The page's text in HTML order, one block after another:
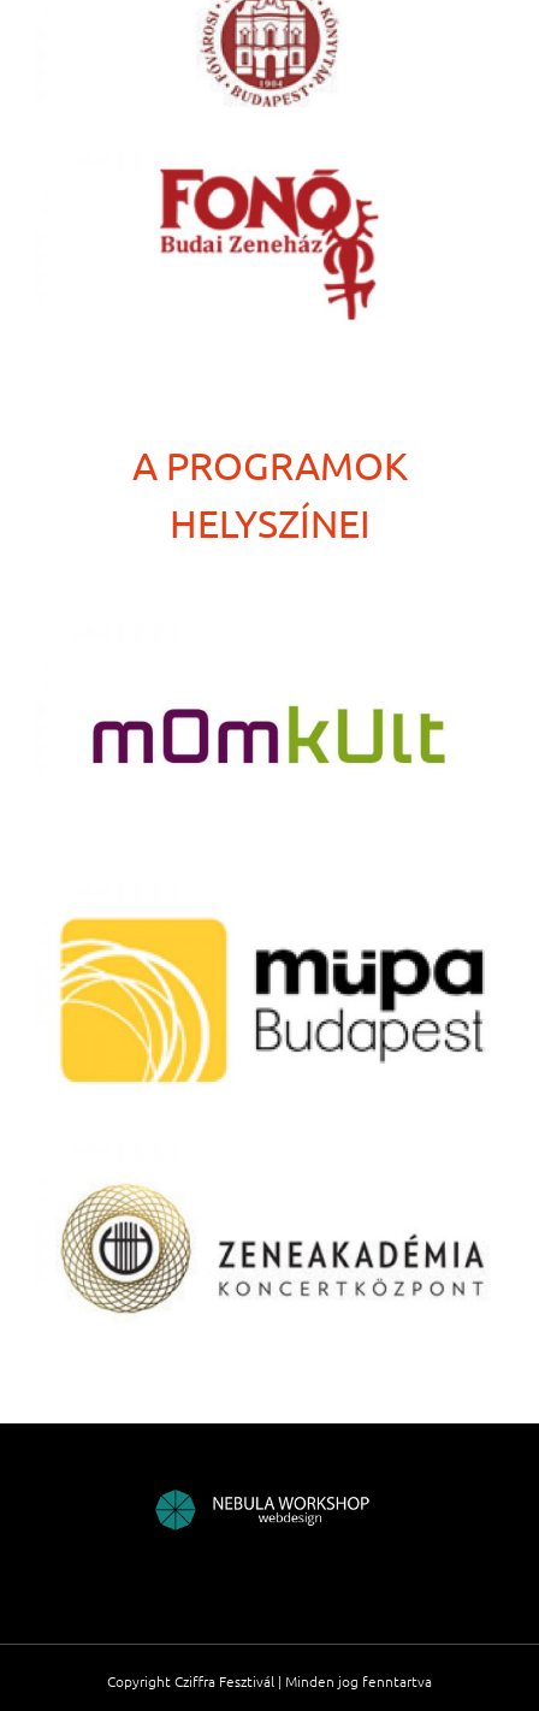
A PROGRAMOK
HELYSZÍNEI
Copyright Cziffra Fesztivál | Minden jog fenntartva